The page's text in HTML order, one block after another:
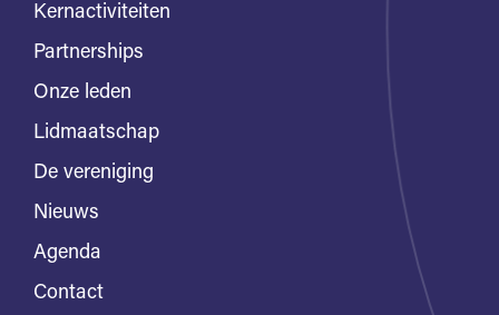
Kernactiviteiten
Partnerships
Onze leden
Lidmaatschap
De vereniging
Nieuws
Agenda
Contact